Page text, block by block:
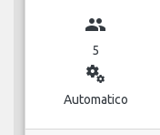
group
5
miscellaneous_services
Automatico